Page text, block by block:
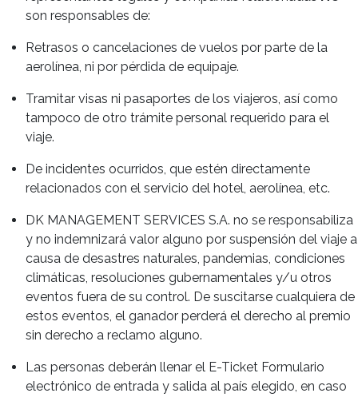
son responsables de:
Retrasos o cancelaciones de vuelos por parte de la
aerolínea, ni por pérdida de equipaje.
Tramitar visas ni pasaportes de los viajeros, así como
tampoco de otro trámite personal requerido para el
viaje.
De incidentes ocurridos, que estén directamente
relacionados con el servicio del hotel, aerolínea, etc.
DK MANAGEMENT SERVICES S.A. no se responsabiliza
y no indemnizará valor alguno por suspensión del viaje a
causa de desastres naturales, pandemias, condiciones
climáticas, resoluciones gubernamentales y/u otros
eventos fuera de su control. De suscitarse cualquiera de
estos eventos, el ganador perderá el derecho al premio
sin derecho a reclamo alguno.
Las personas deberán llenar el E-Ticket Formulario
electrónico de entrada y salida al país elegido, en caso